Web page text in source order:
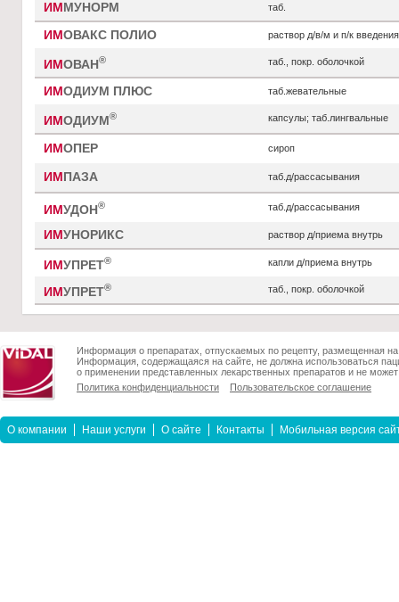
ИМ МУНОРМ таб.
ИМ ОВАКС ПОЛИО раствор д/в/м и п/к введения
ИМОВАН® таб., покр. оболочкой
ИМ ОДИУМ ПЛЮС таб.жевательные
ИМОДИУМ® капсулы; таб.лингвальные
ИМ ОПЕР сироп
ИМ ПАЗА таб.д/рассасывания
ИМУДОН® таб.д/рассасывания
ИМ УНОРИКС раствор д/приема внутрь
ИМУПРЕТ® капли д/приема внутрь
ИМУПРЕТ® таб., покр. оболочкой
Информация о препаратах, отпускаемых по рецепту, размещенная
Информация, содержащаяся на сайте, не должна использоваться
о применении представленных лекарственных препаратов и не
Политика конфиденциальности
Пользовательское соглашение
О компании Наши услуги О сайте Контакты Мобильная версия